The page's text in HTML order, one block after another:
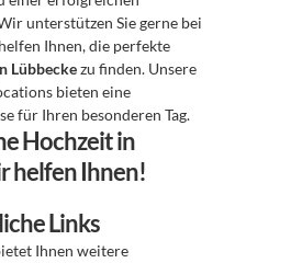
unterstützen Sie gerne bei
Lübbecke zu finden. Unsere
bieten eine
für Ihren besonderen Tag.
Hochzeit in
helfen Ihnen!
Links
Ihnen weitere